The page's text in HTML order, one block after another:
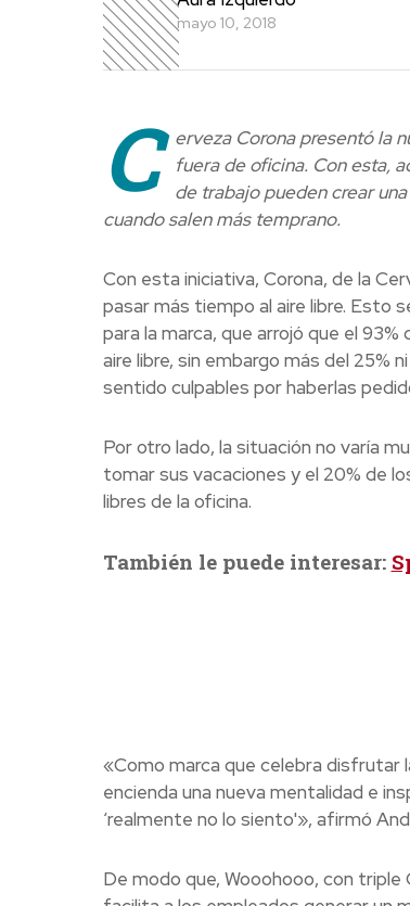
mayo 10, 2018
C
erveza Corona presentó la
fuera de oficina. Con esta,
de trabajo pueden crear
cuando salen más temprano.
Con esta iniciativa, Corona, de la
pasar más tiempo al aire libre. Esto
para la marca, que arrojó que el
aire libre, sin embargo más del 25%
sentido culpables por haberlas
Por otro lado, la situación no varía
tomar sus vacaciones y el 20% de
libres de la oficina.
También le puede interesar:
«Como marca que celebra disfrutar
encienda una nueva mentalidad e
‘realmente no lo siento'», afirmó
De modo que, Wooohooo, con